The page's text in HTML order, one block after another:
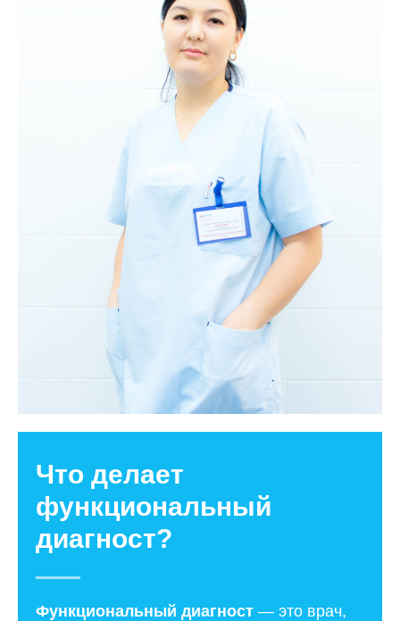
Что делает
функциональный
диагност?
Функциональный диагност — это врач,